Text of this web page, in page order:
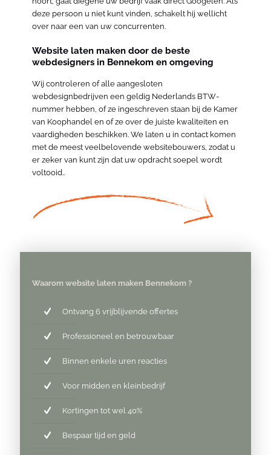
deze persoon u niet kunt vinden, schakelt hij wellicht
over naar een van uw concurrenten.
Website laten maken door de beste
webdesigners in Bennekom en omgeving
Wij controleren of alle aangesloten
webdesignbedrijven een geldig Nederlands BTW-
nummer hebben, of ze ingeschreven staan bij de Kamer
van Koophandel en of ze over de juiste kwaliteiten en
vaardigheden beschikken. We laten u in contact komen
met de meest veelbelovende websitebouwers, zodat u
er zeker van kunt zijn dat uw opdracht soepel wordt
voltooid..
Waarom website laten maken Bennekom ?
Ontvang 6 vrijblijvende offertes
Professioneel en betrouwbaar
Binnen enkele uren reacties
Voor midden en kleinbedrijf
Kortingen tot wel 40%
Bespaar tijd en geld